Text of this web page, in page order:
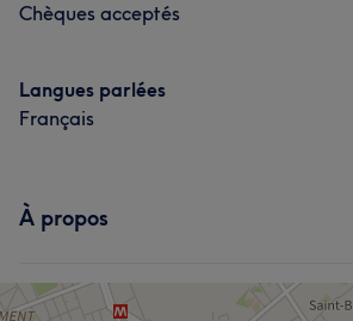
Chèques acceptés
Langues parlées
Français
À propos